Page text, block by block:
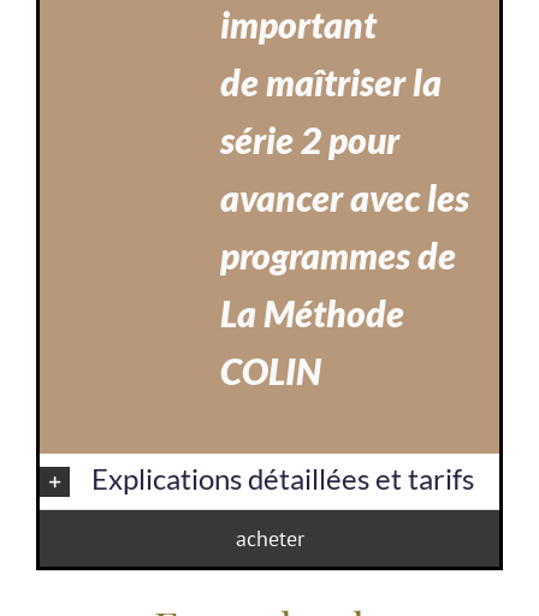
important
de maîtriser la
série 2 pour
avancer avec les
programmes de
La Méthode
COLIN
Explications détaillées et tarifs
acheter